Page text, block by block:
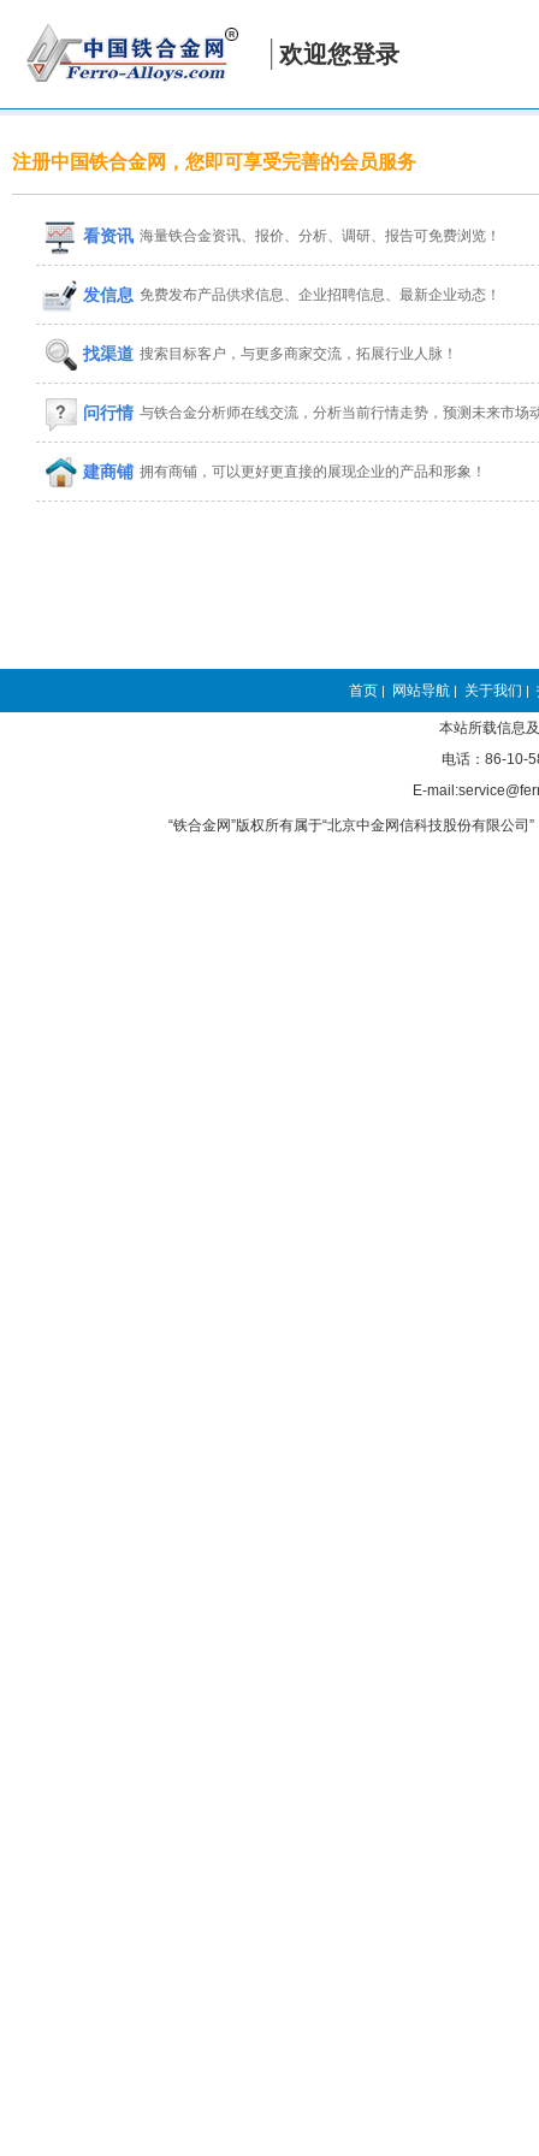
欢迎您登录
注册中国铁合金网，您即可享受完善的会员服务
看资讯 海量铁合金资讯、报价、分析、调研、报告可免费浏览！
发信息 免费发布产品供求信息、企业招聘信息、最新企业动态！
找渠道 搜索目标客户，与更多商家交流，拓展行业人脉！
问行情 与铁合金分析师在线交流，分析当前行情走势，预测未来市场
建商铺 拥有商铺，可以更好更直接的展现企业的产品和形象！
首页 | 网站导航 | 关于我们 |
本站所载信息
电话：86-10-
E-
“铁合金网”版权所有属于“北京中金网信科技股份有限公司